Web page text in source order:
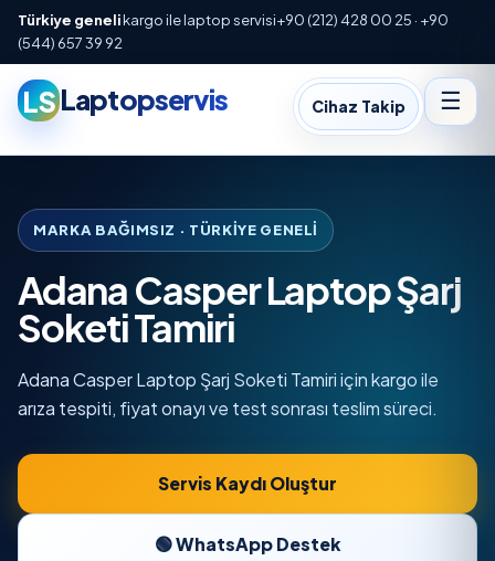
Türkiye genelikargo ile laptop servisi+90 (212) 428 00 25 · +90
(544) 657 39 92
LSLaptopservis Cihaz Takip ☰
MARKA BAĞIMSIZ · TÜRKIYE GENELI
Adana Casper Laptop Şarj
Soketi Tamiri
Adana Casper Laptop Şarj Soketi Tamiri için kargo ile
arıza tespiti, fiyat onayı ve test sonrası teslim süreci.
Servis Kaydı Oluştur
🟢 WhatsApp Destek